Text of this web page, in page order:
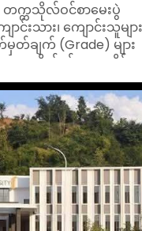
တက္ကသိုလ်ဝင်စာမေးပွဲ
းသား၊ ကျောင်းသူမျာ
ျက် (Grade) များ
က္ကသိုလ်နှင့် ကောလိပ်
း ပညာရေး
ျောမွေ့စွာ ရွေးချယ်
ဏ္ဍနှင့် ရရှိသည့် အဆင့်
အစည်းများကို အောက်
းသည် -
ဏ္ဍ
၊ ရန်ကုန်နည်းပညာ